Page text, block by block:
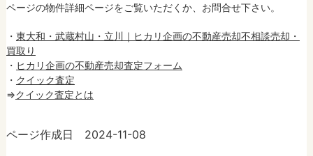
ページの物件詳細ページをご覧いただくか、お問合せ下さい。
・ 東大和・武蔵村山・立川｜ヒカリ企画の不動産売却不相談売却・
買取り
・ ヒカリ企画の不動産売却査定フォーム
・ クイック査定
⇒クイック査定とは
ページ作成日 2024-11-08